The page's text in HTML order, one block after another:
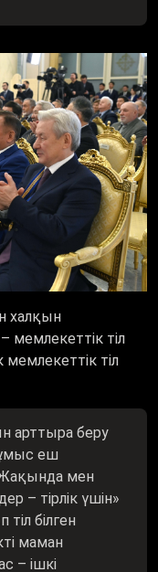
халқын
тіл
мемлекеттік тіл
арттыра беру
еш
мен
– тірлік үшін»
білген
маман
– ішкі
тығыз әрі